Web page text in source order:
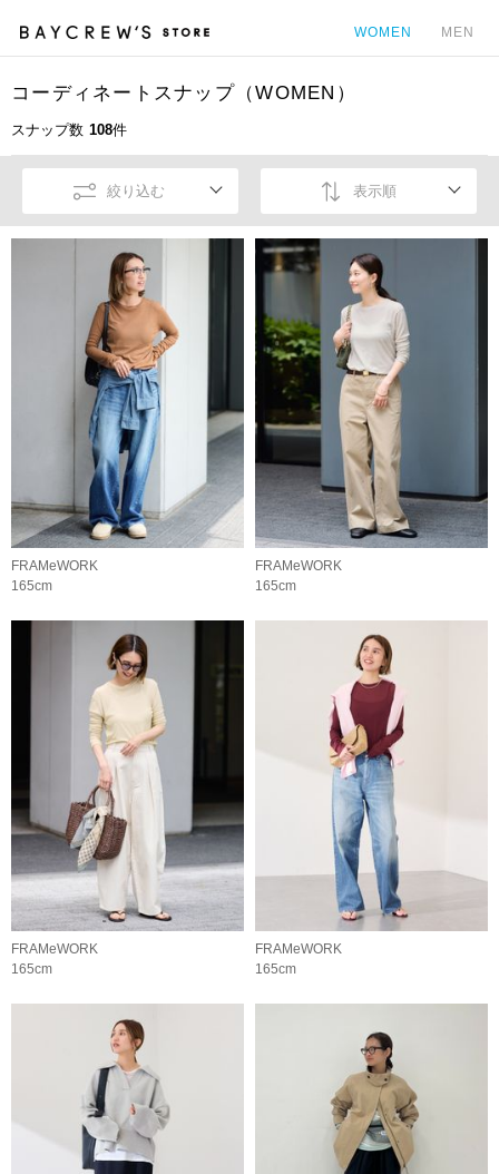
WOMEN MEN
コーディネートスナップ（WOMEN）
スナップ数 108件
絞り込む 表示順
FRAMeWORK
165cm
FRAMeWORK
165cm
FRAMeWORK
165cm
FRAMeWORK
165cm